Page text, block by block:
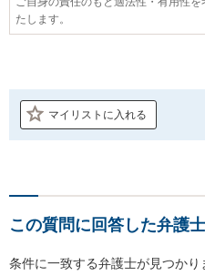
たします。
マイリストに入れる
この質問に回答した弁護士
条件に一致する弁護士が見つかり